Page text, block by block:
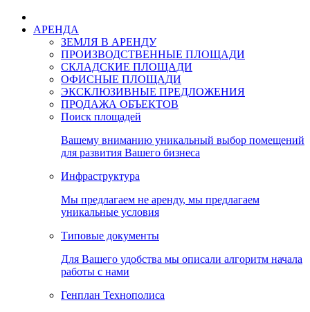
АРЕНДА
ЗЕМЛЯ В АРЕНДУ
ПРОИЗВОДСТВЕННЫЕ ПЛОЩАДИ
СКЛАДСКИЕ ПЛОЩАДИ
ОФИСНЫЕ ПЛОЩАДИ
ЭКСКЛЮЗИВНЫЕ ПРЕДЛОЖЕНИЯ
ПРОДАЖА ОБЪЕКТОВ
Поиск площадей
Вашему вниманию уникальный выбор помещений
для развития Вашего бизнеса
Инфраструктура
Мы предлагаем не аренду, мы предлагаем
уникальные условия
Типовые документы
Для Вашего удобства мы описали алгоритм начала
работы с нами
Генплан Технополиса